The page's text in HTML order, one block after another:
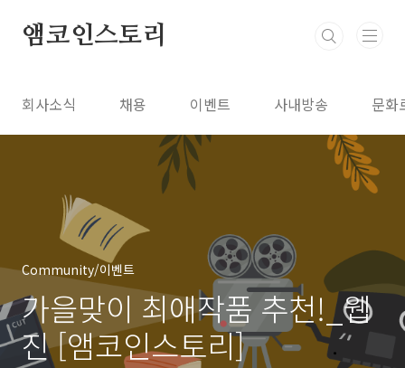
앰코인스토리
회사소식 채용 이벤트 사내방송 문화
Community/이벤트
가을맞이 최애작품 추천!_웹
진 [앰코인스토리]